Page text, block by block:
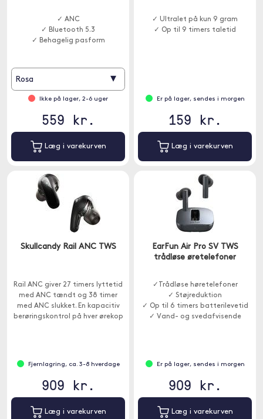
✓ ANC
✓ Bluetooth 5.3
✓ Behagelig pasform
Rosa ▾
Ikke på lager, 2-6 uger
559 kr.
Læg i varekurven
✓ Ultralet på kun 9 gram
✓ Op til 9 timers taletid
Er på lager, sendes i morgen
159 kr.
Læg i varekurven
Skullcandy Rail ANC TWS
Rail ANC giver 27 timers lyttetid
med ANC tændt og 38 timer
med ANC slukket. En kapacitiv
berøringskontrol på hver ørekop
Fjernlagring, ca. 3-8 hverdage
909 kr.
Læg i varekurven
EarFun Air Pro SV TWS
trådløse øretelefoner
✓Trådløse høretelefoner
✓ Støjreduktion
✓ Op til 6 timers batterilevetid
✓ Vand- og svedafvisende
Er på lager, sendes i morgen
909 kr.
Læg i varekurven